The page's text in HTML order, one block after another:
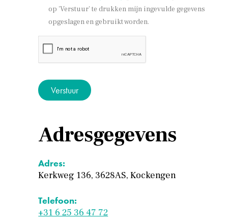
op 'Verstuur' te drukken mijn ingevulde gegevens
opgeslagen en gebruikt worden.
Adresgegevens
Adres:
Kerkweg 136, 3628AS, Kockengen
Telefoon:
+31 6 25 36 47 72